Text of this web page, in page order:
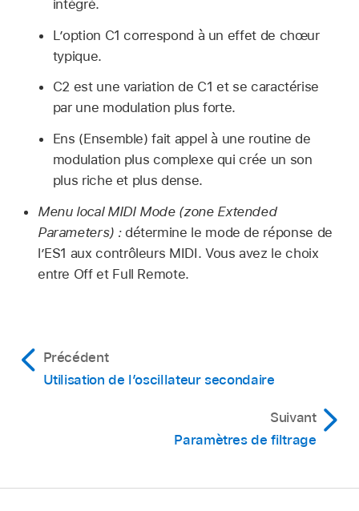
intégré.
L’option C1 correspond à un effet de chœur
typique.
C2 est une variation de C1 et se caractérise
par une modulation plus forte.
Ens (Ensemble) fait appel à une routine de
modulation plus complexe qui crée un son
plus riche et plus dense.
Menu local MIDI Mode (zone Extended
Parameters) :détermine le mode de réponse de
l’ES1 aux contrôleurs MIDI. Vous avez le choix
entre Off et Full Remote.
Précédent
Utilisation de l’oscillateur secondaire
Suivant
Paramètres de filtrage